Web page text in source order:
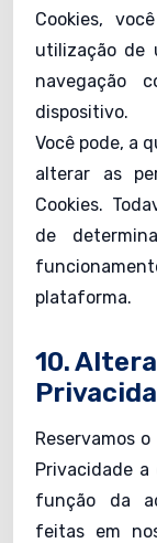
Cookies,
utilização de
navegação
dispositivo.
Você pode, a
alterar as
Cookies.
de
plataforma.
10.
Reservamos
Privacidade
função da
feitas em